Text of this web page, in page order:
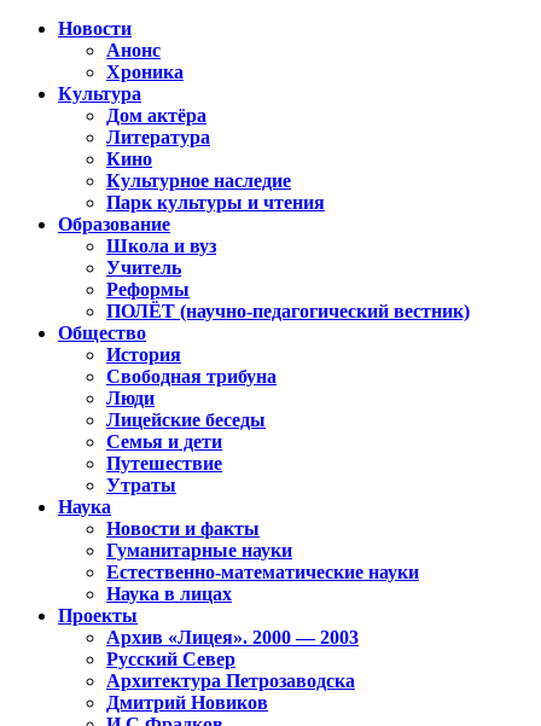
Новости
Анонс
Хроника
Культура
Дом актёра
Литература
Кино
Культурное наследие
Парк культуры и чтения
Образование
Школа и вуз
Учитель
Реформы
ПОЛЁТ (научно-педагогический вестник)
Общество
История
Свободная трибуна
Люди
Лицейские беседы
Семья и дети
Путешествие
Утраты
Наука
Новости и факты
Гуманитарные науки
Естественно-математические науки
Наука в лицах
Проекты
Архив «Лицея». 2000 — 2003
Русский Север
Архитектура Петрозаводска
Дмитрий Новиков